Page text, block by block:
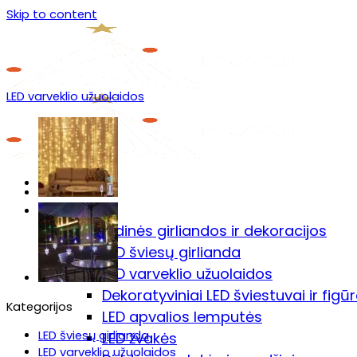
Skip to content
Menu
Prekių katalogas
🎄Kalėdinės girliandos ir dekoracijos
LED šviesų girlianda
LED varveklio užuolaidos
Dekoratyviniai LED šviestuvai ir
LED apvalios lemputės
LED žvakės
LED varveklio užuolaidos
Kategorijos
LED šviesų girlianda
LED varveklio užuolaidos